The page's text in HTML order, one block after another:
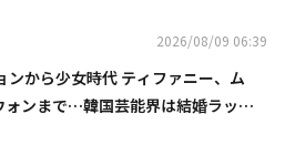
2026/08/09 06:39
ンから少女時代 ティファニー、ム
ォンまで…韓国芸能界は結婚ラッシ